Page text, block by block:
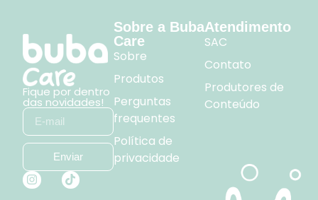
Fique por dentro
das novidades!
Enviar
Sobre a Buba
Care
Sobre
Produtos
Perguntas
frequentes
Política de
privacidade
Atendimento
SAC
Contato
Produtores de
Conteúdo